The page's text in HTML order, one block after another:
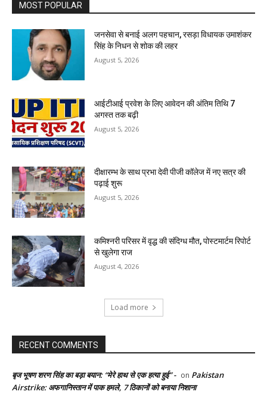
MOST POPULAR
जनसेवा से बनाई अलग पहचान, रसड़ा विधायक उमाशंकर
सिंह के निधन से शोक की लहर
August 5, 2026
आईटीआई प्रवेश के लिए आवेदन की अंतिम तिथि 7
अगस्त तक बढ़ी
August 5, 2026
दीक्षारम्भ के साथ प्रभा देवी पीजी कॉलेज में नए सत्र की
पढ़ाई शुरू
August 5, 2026
कमिश्नरी परिसर में वृद्ध की संदिग्ध मौत, पोस्टमार्टम रिपोर्ट
से खुलेगा राज
August 4, 2026
Load more
RECENT COMMENTS
बृज भूषण शरण सिंह का बड़ा बयान: “मेरे हाथ से एक हत्या हुई” - on Pakistan
Airstrike: अफगानिस्तान में पाक हमले, 7 ठिकानों को बनाया निशाना